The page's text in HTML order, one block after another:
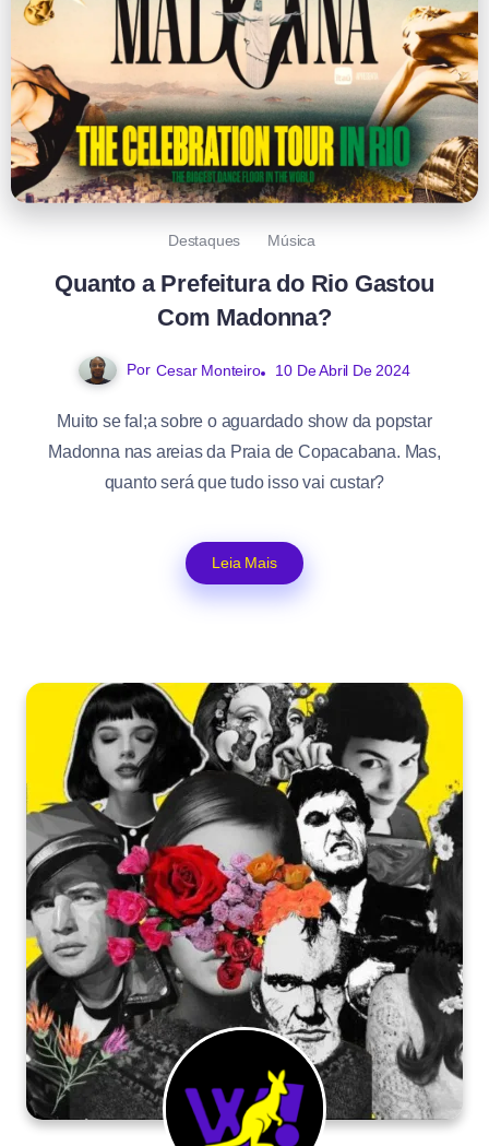
Destaques Música
Quanto a Prefeitura do Rio Gastou
Com Madonna?
Por Cesar Monteiro 10 De Abril De 2024
Muito se fal;a sobre o aguardado show da popstar
Madonna nas areias da Praia de Copacabana. Mas,
quanto será que tudo isso vai custar?
Leia Mais